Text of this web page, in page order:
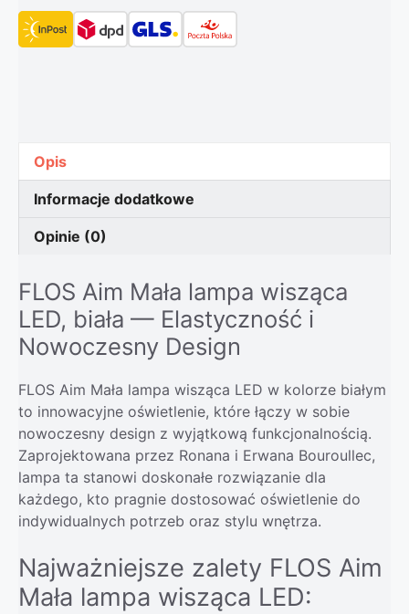
Opis
Informacje dodatkowe
Opinie (0)
FLOS Aim Mała lampa wisząca
LED, biała — Elastyczność i
Nowoczesny Design
FLOS Aim Mała lampa wisząca LED w kolorze białym
to innowacyjne oświetlenie, które łączy w sobie
nowoczesny design z wyjątkową funkcjonalnością.
Zaprojektowana przez Ronana i Erwana Bouroullec,
lampa ta stanowi doskonałe rozwiązanie dla
każdego, kto pragnie dostosować oświetlenie do
indywidualnych potrzeb oraz stylu wnętrza.
Najważniejsze zalety FLOS Aim
Mała lampa wisząca LED: